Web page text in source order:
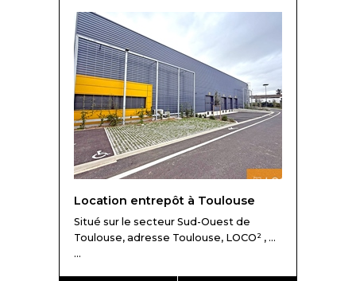
Location entrepôt à Toulouse
Situé sur le secteur Sud-Ouest de
Toulouse, adresse Toulouse, LOCO² , ...
...